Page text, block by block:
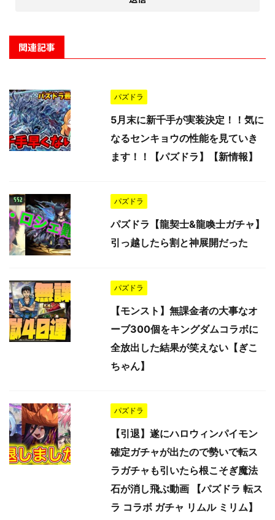
関連記事
パズドラ
5月末に新千手が実装決定！！気に
なるセンキョウの性能を見ていき
ます！！【パズドラ】【新情報】
パズドラ
パズドラ【龍契士&龍喚士ガチャ】
引っ越したら割と神展開だった
パズドラ
【モンスト】無課金者の大事なオ
ーブ300個をキングダムコラボに
全放出した結果が笑えない【ぎこ
ちゃん】
パズドラ
【引退】遂にハロウィンパイモン
確定ガチャが出たので勢いで転ス
ラガチャも引いたら根こそぎ魔法
石が消し飛ぶ動画 【パズドラ 転ス
ラ コラボ ガチャ リムル ミリム】